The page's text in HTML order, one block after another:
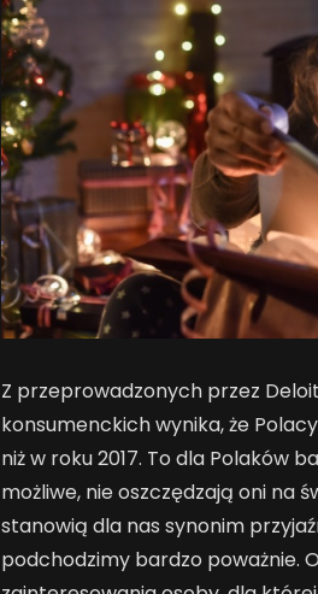
Z przeprowadzonych przez
konsumenckich wynika, że
niż w roku 2017. To dla Polaków
możliwe, nie oszczędzają oni na
stanowią dla nas synonim
podchodzimy bardzo poważnie.